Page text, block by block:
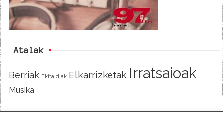
o
Atalak
Berriak Ekitaldiak Elkarrizketak Irratsaioak
Musika